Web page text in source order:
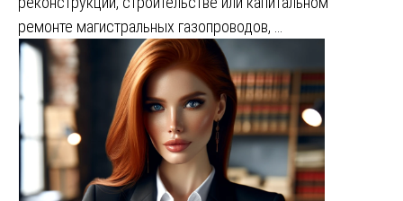
ремонте магистральных газопроводов, …